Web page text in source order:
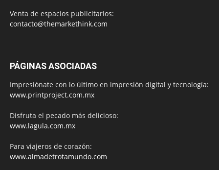
Venta de espacios publicitarios:
contacto@themarkethink.com
PÁGINAS ASOCIADAS
Impresiónate con lo último en impresión digital y tecnología:
www.printproject.com.mx
Disfruta el pecado más delicioso:
www.lagula.com.mx
Para viajeros de corazón:
www.almadetrotamundo.com